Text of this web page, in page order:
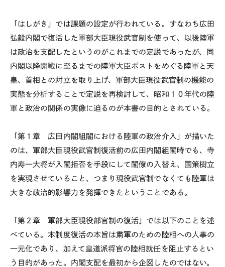
「はしがき」では課題の設定が行われている。すなわち広田
弘毅内閣で復活した軍部大臣現役武官制を使って、以後陸軍
は政治を支配したというのがこれまでの定説であったが、同
内閣以降開戦に至るまでの陸軍大臣ポストをめぐる陸軍と天
皇、首相との対立を取り上げ、軍部大臣現役武官制の機能の
実態を分析することで定説を再検討して、昭和１０年代の陸
軍と政治の関係の実像に迫るのが本書の目的とされている。
「第１章 広田内閣組閣における陸軍の政治介入」が描いた
のは、軍部大臣現役武官制復活前の広田内閣組閣時でも、寺
内寿一大将が入閣拒否を手段にして閣僚の入替え、国策樹立
を実現させていること、つまり現役武官制でなくても陸軍は
大きな政治的影響力を発揮できたということである。
「第２章 軍部大臣現役部官制の復活」では以下のことを述
べている。本制度復活の本旨は粛軍のための陸相への人事の
一元化であり、加えて皇道派将官の陸相就任を阻止するとい
う目的があった。内閣支配を最初から企図したのではない。